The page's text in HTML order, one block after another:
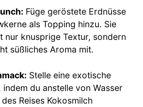
Füge geröstete Erdnüsse
als Topping hinzu. Sie
nur knusprige Textur, sondern
süßliches Aroma mit.
Stelle eine exotische
indem du anstelle von Wasser
Reises Kokosmilch